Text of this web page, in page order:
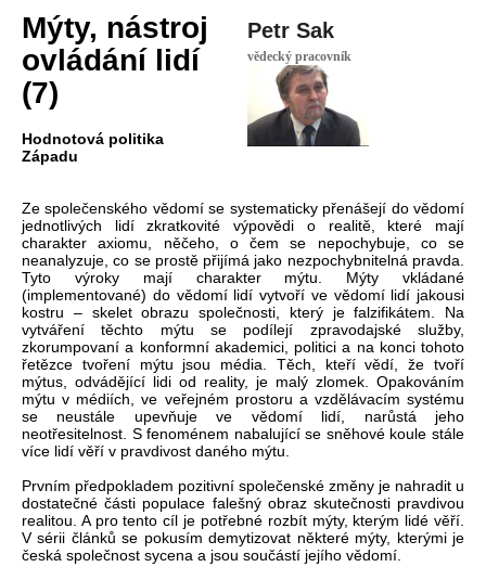
Petr Sak
vědecký pracovník
Mýty, nástroj
ovládání lidí
(7)
Hodnotová politika
Západu
Ze společenského vědomí se systematicky přenášejí do vědomí
jednotlivých lidí zkratkovité výpovědi o realitě, které mají
charakter axiomu, něčeho, o čem se nepochybuje, co se
neanalyzuje, co se prostě přijímá jako nezpochybnitelná pravda.
Tyto výroky mají charakter mýtu. Mýty vkládané
(implementované) do vědomí lidí vytvoří ve vědomí lidí jakousi
kostru – skelet obrazu společnosti, který je falzifikátem. Na
vytváření těchto mýtu se podílejí zpravodajské služby,
zkorumpovaní a konformní akademici, politici a na konci tohoto
řetězce tvoření mýtu jsou média. Těch, kteří vědí, že tvoří
mýtus, odvádějící lidi od reality, je malý zlomek. Opakováním
mýtu v médiích, ve veřejném prostoru a vzdělávacím systému
se neustále upevňuje ve vědomí lidí, narůstá jeho
neotřesitelnost. S fenoménem nabalující se sněhové koule stále
více lidí věří v pravdivost daného mýtu.
Prvním předpokladem pozitivní společenské změny je nahradit u
dostatečné části populace falešný obraz skutečnosti pravdivou
realitou. A pro tento cíl je potřebné rozbít mýty, kterým lidé věří.
V sérii článků se pokusím demytizovat některé mýty, kterými je
česká společnost sycena a jsou součástí jejího vědomí.